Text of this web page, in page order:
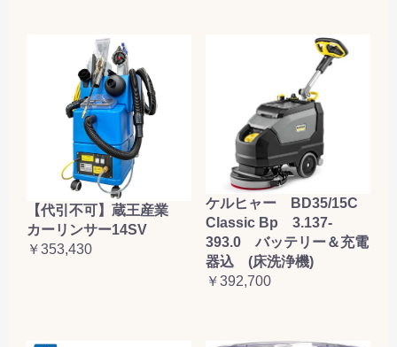
【代引不可】蔵王産業
カーリンサー14SV
￥353,430
ケルヒャー BD35/15C
Classic Bp 3.137-
393.0 バッテリー＆充電
器込 (床洗浄機)
￥392,700